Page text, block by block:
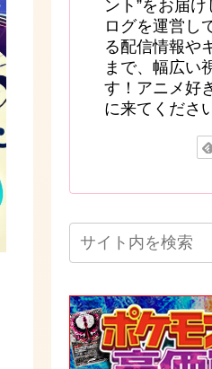
ント”をお届
ログを運営し
る配信情報や
まで、幅広い
す！アニメ好
に来てくださ